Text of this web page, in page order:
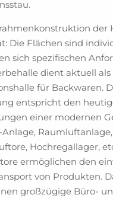
der
Die Flächen sind
sich spezifischen
dient aktuell als
für Backwaren.
entspricht den
einer modernen
Anlage,
Hochregallager,
ermöglichen den
von Produkten.
großzügige Büro-